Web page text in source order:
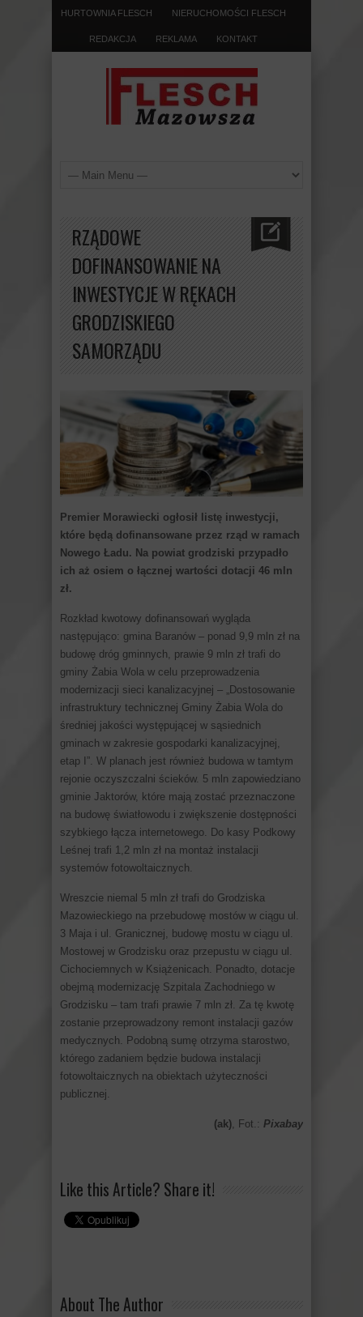
HURTOWNIA FLESCH NIERUCHOMOŚCI FLESCH
REDAKCJA REKLAMA KONTAKT
RZĄDOWE
DOFINANSOWANIE NA
INWESTYCJE W RĘKACH
GRODZISKIEGO
SAMORZĄDU
Premier Morawiecki ogłosił listę inwestycji,
które będą dofinansowane przez rząd w ramach
Nowego Ładu. Na powiat grodziski przypadło
ich aż osiem o łącznej wartości dotacji 46 mln
zł.
Rozkład kwotowy dofinansowań wygląda
następująco: gmina Baranów – ponad 9,9 mln zł na
budowę dróg gminnych, prawie 9 mln zł trafi do
gminy Żabia Wola w celu przeprowadzenia
modernizacji sieci kanalizacyjnej – „Dostosowanie
infrastruktury technicznej Gminy Żabia Wola do
średniej jakości występującej w sąsiednich
gminach w zakresie gospodarki kanalizacyjnej,
etap I”. W planach jest również budowa w tamtym
rejonie oczyszczalni ścieków. 5 mln zapowiedziano
gminie Jaktorów, które mają zostać przeznaczone
na budowę światłowodu i zwiększenie dostępności
szybkiego łącza internetowego. Do kasy Podkowy
Leśnej trafi 1,2 mln zł na montaż instalacji
systemów fotowoltaicznych.
Wreszcie niemal 5 mln zł trafi do Grodziska
Mazowieckiego na przebudowę mostów w ciągu ul.
3 Maja i ul. Granicznej, budowę mostu w ciągu ul.
Mostowej w Grodzisku oraz przepustu w ciągu ul.
Cichociemnych w Książenicach. Ponadto, dotacje
obejmą modernizację Szpitala Zachodniego w
Grodzisku – tam trafi prawie 7 mln zł. Za tę kwotę
zostanie przeprowadzony remont instalacji gazów
medycznych. Podobną sumę otrzyma starostwo,
którego zadaniem będzie budowa instalacji
fotowoltaicznych na obiektach użyteczności
publicznej.
(ak) , Fot.: Pixabay
Like this Article? Share it!
About The Author